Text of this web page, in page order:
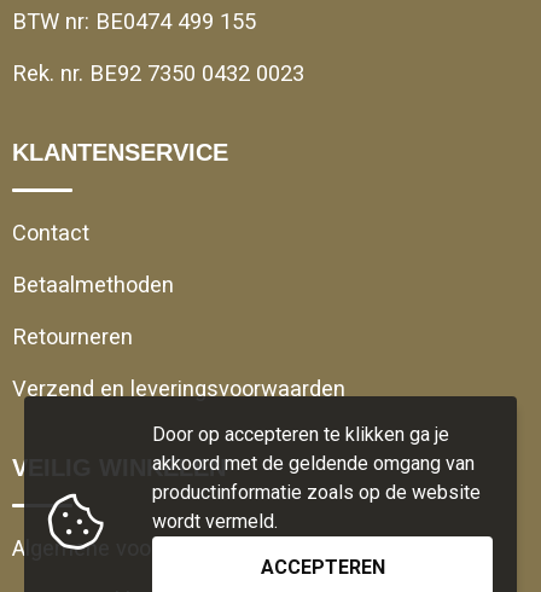
BTW nr: BE0474 499 155
Rek. nr. BE92 7350 0432 0023
KLANTENSERVICE
Contact
Betaalmethoden
Retourneren
Verzend en leveringsvoorwaarden
VEILIG WINKELEN
Algemene voorwaarden
Door op accepteren te klikken ga je
akkoord met de geldende omgang van
productinformatie zoals op de website
wordt vermeld.